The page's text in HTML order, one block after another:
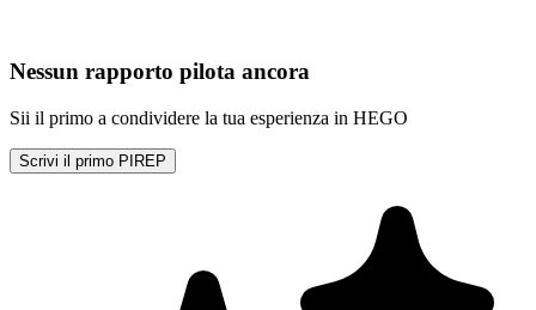
Nessun rapporto pilota ancora
Sii il primo a condividere la tua esperienza in HEGO
Scrivi il primo PIREP